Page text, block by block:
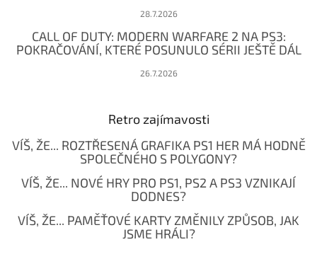
28.7.2026
CALL OF DUTY: MODERN WARFARE 2 NA PS3:
POKRAČOVÁNÍ, KTERÉ POSUNULO SÉRII JEŠTĚ DÁL
26.7.2026
Retro zajímavosti
VÍŠ, ŽE... ROZTŘESENÁ GRAFIKA PS1 HER MÁ HODNĚ
SPOLEČNÉHO S POLYGONY?
VÍŠ, ŽE... NOVÉ HRY PRO PS1, PS2 A PS3 VZNIKAJÍ
DODNES?
VÍŠ, ŽE... PAMĚŤOVÉ KARTY ZMĚNILY ZPŮSOB, JAK
JSME HRÁLI?